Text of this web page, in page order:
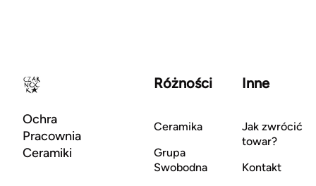
Ochra
Pracownia
Ceramiki
Różności
Ceramika
Grupa
Swobodna
Inne
Jak zwrócić
towar?
Kontakt